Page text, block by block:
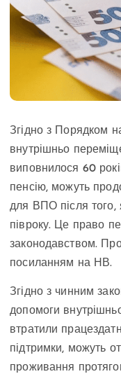
Згідно з Порядком
внутрішньо
виповнилося 60
пенсію, можуть
для ВПО після того,
півроку. Це право
законодавством.
посиланням на НВ.
Згідно з чинним
допомоги
втратили
підтримки, можуть
проживання